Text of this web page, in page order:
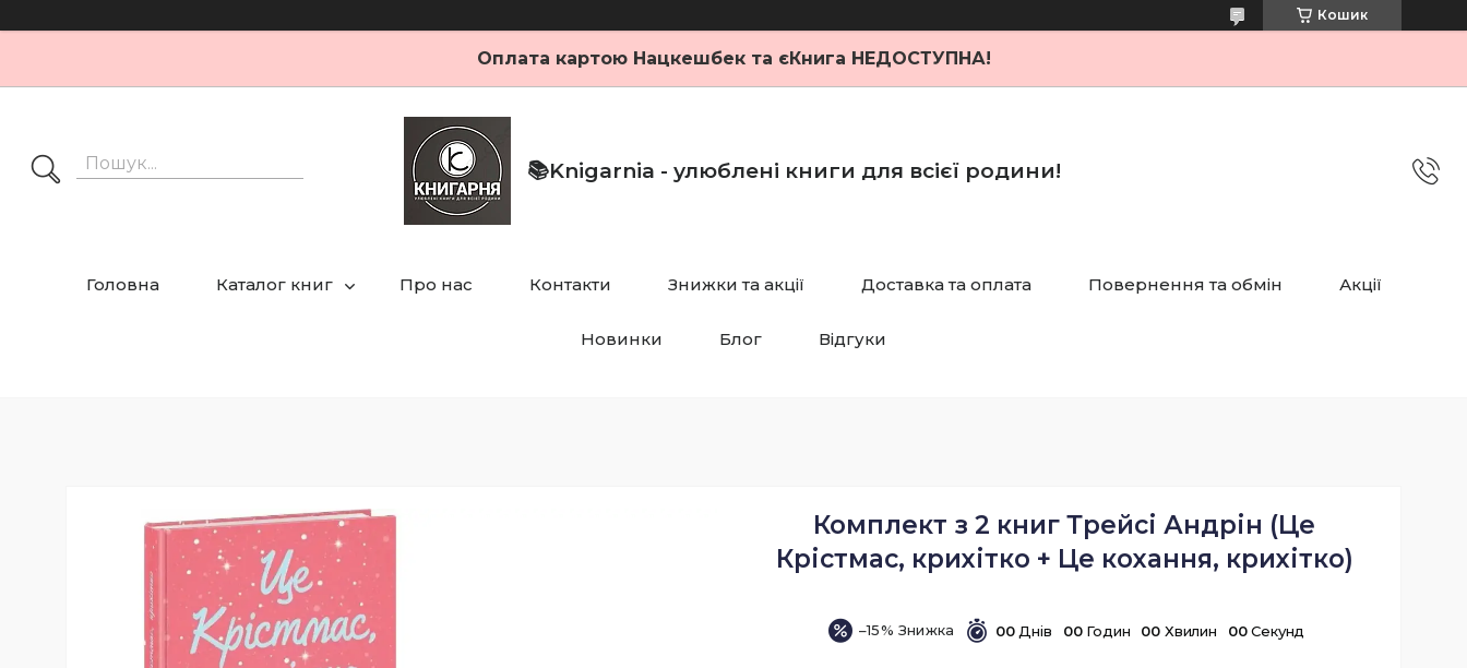
Кошик
Оплата картою Нацкешбек та єКнига НЕДОСТУПНА!
📚Knigarnia - улюблені книги для всієї родини!
Головна Каталог книг Про нас Контакти Знижки та акції Доставка та оплата Повернення та обмін Акції
Новинки Блог Відгуки
Комплект з 2 книг Трейсі Андрін (Це
Крістмас, крихітко + Це кохання, крихітко)
–15% 00 Днів 00 Годин 00 Хвилин 00 Секунд